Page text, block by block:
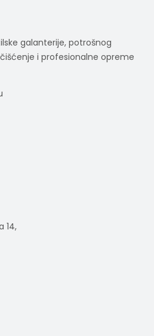
galanterije, potrošnog
i profesionalne opreme
14,